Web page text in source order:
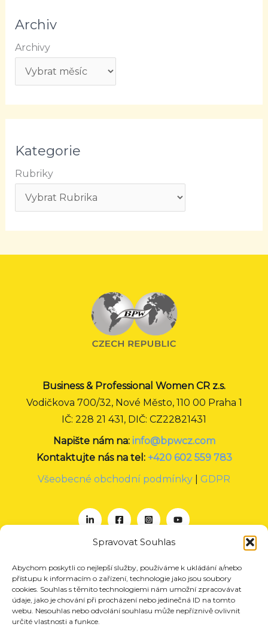
Spravovat Souhlas
Abychom poskytli co nejlepší služby, používáme k ukládání a/nebo
přístupu k informacím o zařízení, technologie jako jsou soubory
cookies. Souhlas s těmito technologiemi nám umožní zpracovávat
údaje, jako je chování při procházení nebo jedinečná ID na tomto
webu. Nesouhlas nebo odvolání souhlasu může nepříznivě ovlivnit
určité vlastnosti a funkce.
Archiv
Archivy
Kategorie
Rubriky
Business & Professional Women CR z.s.
Vodičkova 700/32, Nové Město, 110 00 Praha 1
IČ: 228 21 431, DIČ: CZ22821431
Napište nám na: info@bpwcz.com
Kontaktujte nás na tel: +420 602 559 783
Všeobecné obchodní podmínky
GDPR
O nás
Projekty
Členství